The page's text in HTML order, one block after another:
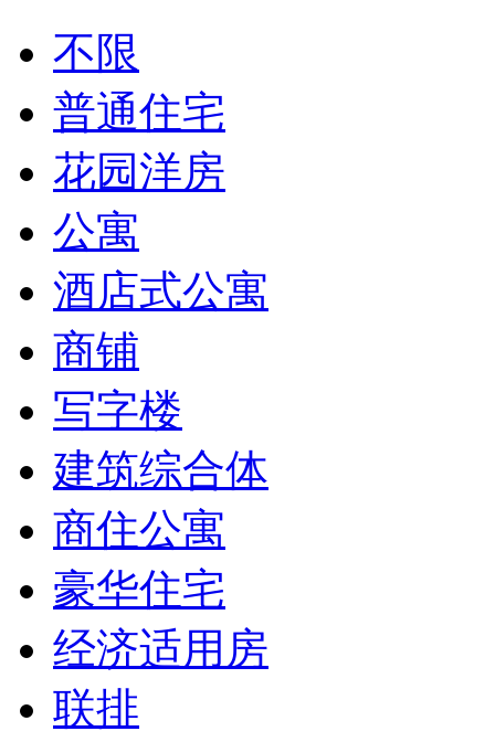
不限
普通住宅
花园洋房
公寓
酒店式公寓
商铺
写字楼
建筑综合体
商住公寓
豪华住宅
经济适用房
联排